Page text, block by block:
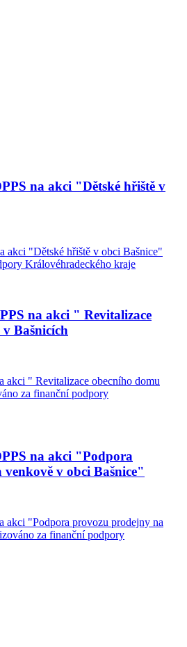
na akci "Dětské hřiště v
akci "Dětské hřiště v obci Bašnice"
Královéhradeckého kraje
na akci " Revitalizace
Bašnicích
akci " Revitalizace obecního domu
za finanční podpory
na akci "Podpora
v obci Bašnice"
akci "Podpora provozu prodejny na
za finanční podpory